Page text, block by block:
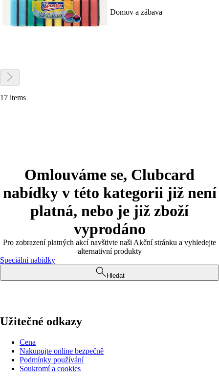
Domov a zábava
17 items
Omlouváme se, Clubcard
nabídky v této kategorii již není
platná, nebo je již zboží
vyprodáno
Pro zobrazení platných akcí navštivte naši Akční stránku a vyhledejte
alternativní produkty
Speciální nabídky
Hledat
Užitečné odkazy
Cena
Nakupujte online bezpečně
Podmínky používání
Soukromí a cookies